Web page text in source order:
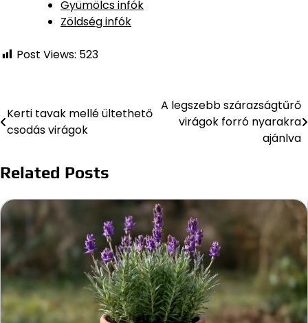
Gyümölcs infók
Zöldség infók
Post Views: 523
Bejegyzés
navigáció
Kerti tavak mellé ültethető
csodás virágok
A legszebb szárazságtűrő
virágok forró nyarakra
ajánlva
Related Posts